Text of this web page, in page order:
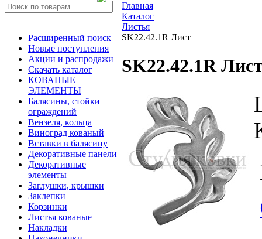
Расширенный поиск
Новые поступления
Акции и распродажи
Скачать каталог
КОВАНЫЕ
ЭЛЕМЕНТЫ
Балясины, стойки
ограждений
Вензеля, кольца
Виноград кованый
Вставки в балясину
Декоративные панели
Декоративные
элементы
Заглушки, крышки
Заклепки
Корзинки
Листья кованые
Накладки
Главная
Каталог
Листья
SK22.42.1R Лист
SK22.42.1R